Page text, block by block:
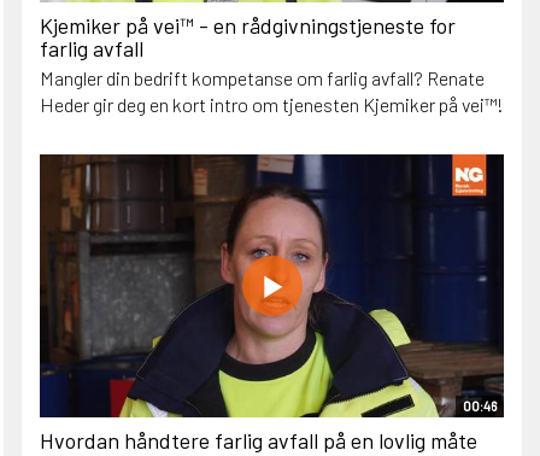
Kjemiker på vei™ - en rådgivningstjeneste for
farlig avfall
Mangler din bedrift kompetanse om farlig avfall? Renate
Heder gir deg en kort intro om tjenesten Kjemiker på vei™!
00:46
Hvordan håndtere farlig avfall på en lovlig måte